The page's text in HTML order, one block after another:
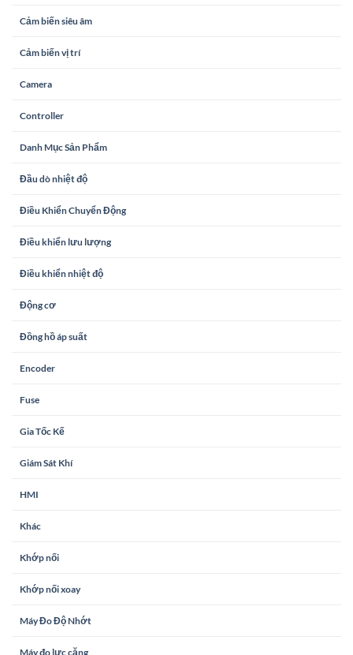
Cảm biến siêu âm
Cảm biến vị trí
Camera
Controller
Danh Mục Sản Phẩm
Đầu dò nhiệt độ
Điều Khiển Chuyển Động
Điều khiển lưu lượng
Điều khiển nhiệt độ
Động cơ
Đồng hồ áp suất
Encoder
Fuse
Gia Tốc Kế
Giám Sát Khí
HMI
Khác
Khớp nối
Khớp nối xoay
Máy Đo Độ Nhớt
Máy đo lực căng